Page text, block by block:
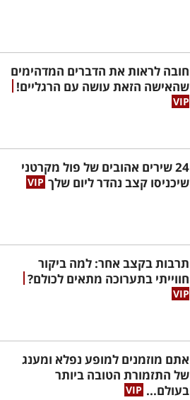
חובה לראות את הדברים המדהימים
שהאישה הזאת עושה עם הרגליים!
24 שירים אהובים של פול מקרטני
שיכניסו קצב נהדר ליום שלך
תרבות בקצב אחר: למה ביקור
חווייתי בתערוכה מתאים לכולם?
אתם מוזמנים למופע נפלא ומענג
של התזמורת הטובה ביותר
בעולם...